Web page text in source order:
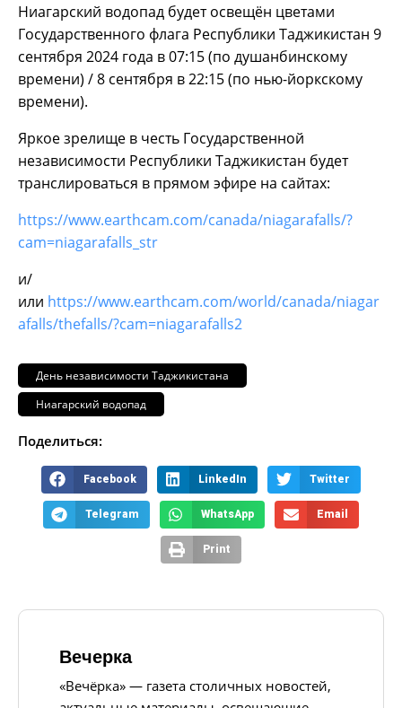
Ниагарский водопад будет освещён цветами
Государственного флага Республики Таджикистан 9
сентября 2024 года в 07:15 (по душанбинскому
времени) / 8 сентября в 22:15 (по нью-йоркскому
времени).
Яркое зрелище в честь Государственной
независимости Республики Таджикистан будет
транслироваться в прямом эфире на сайтах:
https://www.earthcam.com/canada/niagarafalls/?
cam=niagarafalls_str
и/
или https://www.earthcam.com/world/canada/niagar
afalls/thefalls/?cam=niagarafalls2
День независимости Таджикистана
Ниагарский водопад
Поделиться:
Facebook LinkedIn Twitter
Telegram WhatsApp Email
Print
Вечерка
«Вечёрка» — газета столичных новостей,